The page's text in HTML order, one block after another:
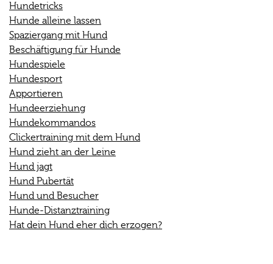
Hundetricks
Hunde alleine lassen
Spaziergang mit Hund
Beschäftigung für Hunde
Hundespiele
Hundesport
Apportieren
Hundeerziehung
Hundekommandos
Clickertraining mit dem Hund
Hund zieht an der Leine
Hund jagt
Hund Pubertät
Hund und Besucher
Hunde-Distanztraining
Hat dein Hund eher dich erzogen?